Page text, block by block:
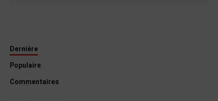
Dernière
Populaire
Commentaires